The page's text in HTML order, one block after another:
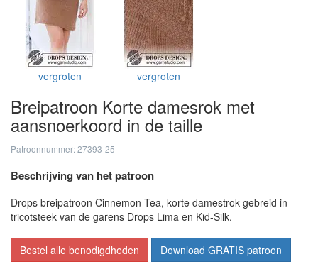
vergroten vergroten
Breipatroon Korte damesrok met
aansnoerkoord in de taille
Patroonnummer: 27393-25
Beschrijving van het patroon
Drops breipatroon Cinnemon Tea, korte damestrok gebreid in
tricotsteek van de garens Drops Lima en Kid-Silk.
Bestel alle benodigdheden Download GRATIS patroon